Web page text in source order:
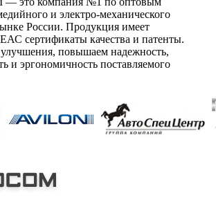
и электро-механического
России. Продукция имеет
сертификаты качества и патенты.
повышаем надежность,
и эргономичность поставляемого